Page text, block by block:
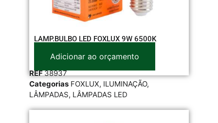
LAMP.BULBO LED FOXLUX 9W 6500K
Adicionar ao orçamento
REF38937
Categorias FOXLUX, ILUMINAÇÃO,
LÂMPADAS, LÂMPADAS LED